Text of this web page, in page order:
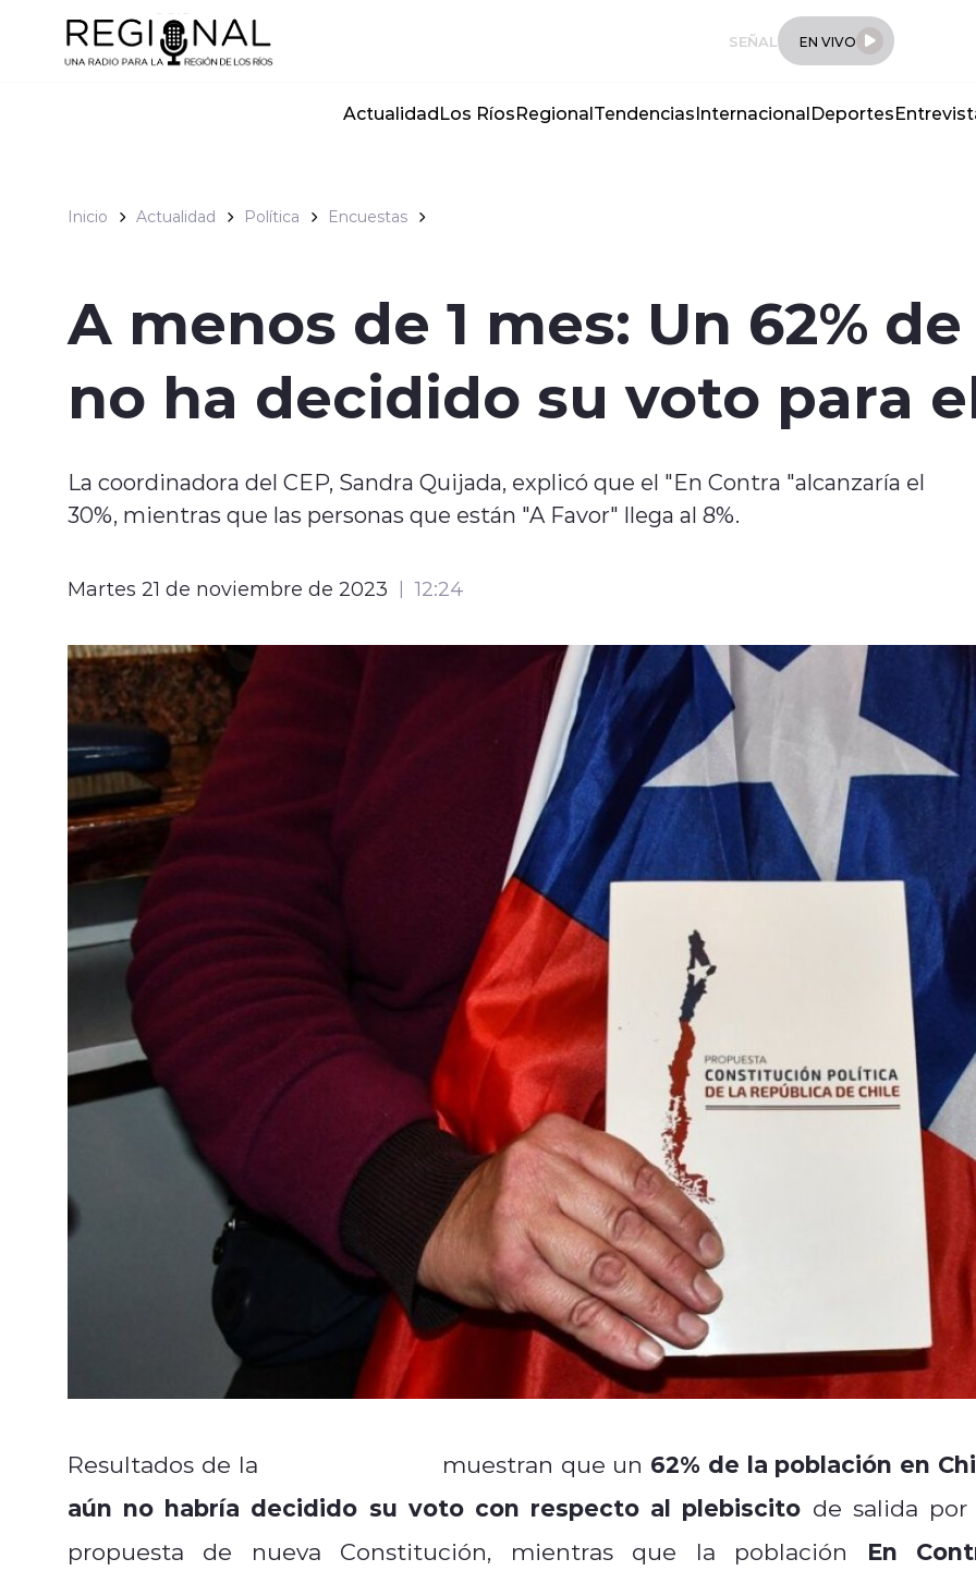
Click acá para ir directamente al contenido
SEÑAL EN VIVO
ActualidadLos RíosRegionalTendenciasInternacionalDeportes
Inicio Actualidad Política Encuestas
A menos de 1 mes: Un 62%
no ha decidido su voto para
La coordinadora del CEP, Sandra Quijada, explicó que el "En Contra "alcanzaría el
30%, mientras que las personas que están "A Favor" llega al 8%.
Martes 21 de noviembre de 2023 12:24
Resultados de la muestran que un 62% de la población en
aún no habría decidido su voto con respecto al plebiscito de salida por
propuesta de nueva Constitución, mientras que la población En